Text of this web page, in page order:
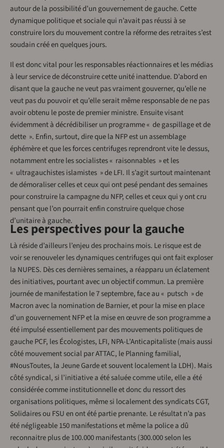
autour de la possibilité d’un gouvernement de gauche. Cette
dynamique politique et sociale qui n’avait pas réussi à se
construire lors du mouvement contre la réforme des retraites s’est
soudain créé en quelques jours.
Il est donc vital pour les responsables réactionnaires et les médias
à leur service de déconstruire cette unité inattendue. D’abord en
disant que la gauche ne veut pas vraiment gouverner, qu’elle ne
veut pas du pouvoir et qu’elle serait même responsable de ne pas
avoir obtenu le poste de premier ministre. Ensuite visant
évidemment à décrédibiliser un programme « de gaspillage et de
dette ». Enfin, surtout, dire que la NFP est un assemblage
éphémère et que les forces centrifuges reprendront vite le dessus,
notamment entre les socialistes « raisonnables » et les
« ultragauchistes islamistes » de LFI. Il s’agit surtout maintenant
de démoraliser celles et ceux qui ont pesé pendant des semaines
pour construire la campagne du NFP, celles et ceux qui y ont cru
pensant que l’on pourrait enfin construire quelque chose
d’unitaire à gauche.
Les perspectives pour la gauche
Là réside d’ailleurs l’enjeu des prochains mois. Le risque est de
voir se renouveler les dynamiques centrifuges qui ont fait exploser
la NUPES. Dès ces dernières semaines, a réapparu un éclatement
des initiatives, pourtant avec un objectif commun. La première
journée de manifestation le 7 septembre, face au « putsch » de
Macron avec la nomination de Barnier, et pour la mise en place
d’un gouvernement NFP et la mise en œuvre de son programme a
été impulsé essentiellement par des mouvements politiques de
gauche PCF, les Écologistes, LFI, NPA-L’Anticapitaliste (mais aussi
côté mouvement social par ATTAC, le Planning familial,
#NousToutes, la Jeune Garde et souvent localement la LDH). Mais
côté syndical, si l’initiative a été saluée comme utile, elle a été
considérée comme institutionnelle et donc du ressort des
organisations politiques, même si localement des syndicats CGT,
Solidaires ou FSU en ont été partie prenante. Le résultat n’a pas
été négligeable 150 manifestations et même la police a dû
reconnaitre plus de 100.000 manifestants (300.000 selon les